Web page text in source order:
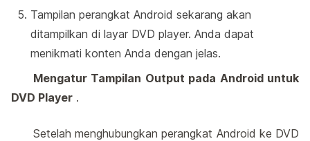
Tampilan perangkat Android sekarang akan
ditampilkan di layar DVD player. Anda dapat
menikmati konten Anda dengan jelas.
Mengatur Tampilan Output pada Android untuk
DVD Player .
Setelah menghubungkan perangkat Android ke DVD